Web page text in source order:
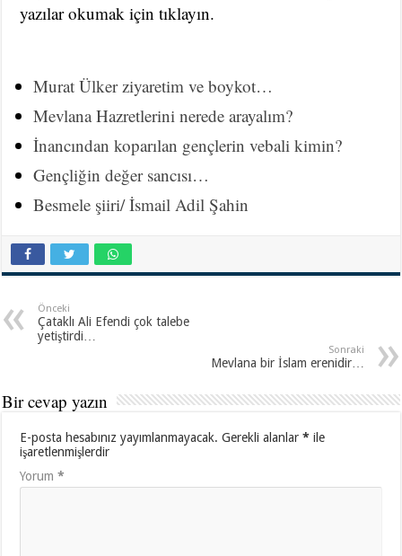
yazılar okumak için tıklayın.
Murat Ülker ziyaretim ve boykot…
Mevlana Hazretlerini nerede arayalım?
İnancından koparılan gençlerin vebali kimin?
Gençliğin değer sancısı…
Besmele şiiri/ İsmail Adil Şahin
Önceki
Çataklı Ali Efendi çok talebe
yetiştirdi…
Sonraki
Mevlana bir İslam erenidir…
Bir cevap yazın
E-posta hesabınız yayımlanmayacak. Gerekli alanlar* ile
işaretlenmişlerdir
Yorum*